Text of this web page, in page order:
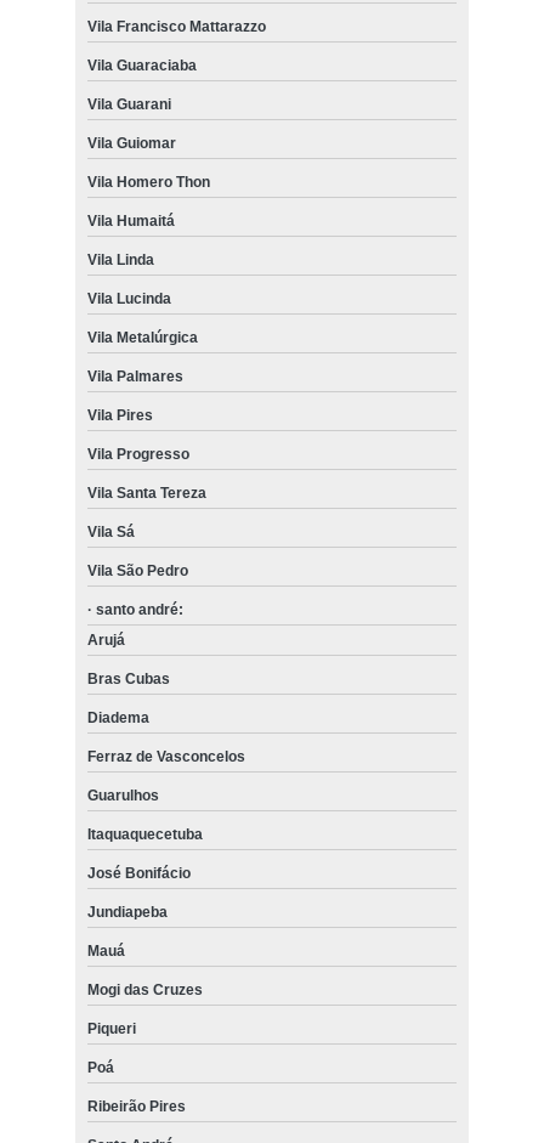
Vila Francisco Mattarazzo
Vila Guaraciaba
Vila Guarani
Vila Guiomar
Vila Homero Thon
Vila Humaitá
Vila Linda
Vila Lucinda
Vila Metalúrgica
Vila Palmares
Vila Pires
Vila Progresso
Vila Santa Tereza
Vila Sá
Vila São Pedro
· santo andré:
Arujá
Bras Cubas
Diadema
Ferraz de Vasconcelos
Guarulhos
Itaquaquecetuba
José Bonifácio
Jundiapeba
Mauá
Mogi das Cruzes
Piqueri
Poá
Ribeirão Pires